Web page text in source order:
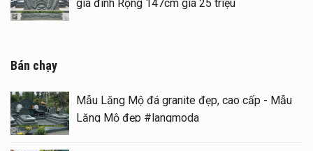
gia đình Rộng 147cm giá 25 triệu
Bán chạy
Mẫu Lăng Mộ đá granite đẹp, cao cấp - Mẫu
Lăng Mộ đẹp #langmoda